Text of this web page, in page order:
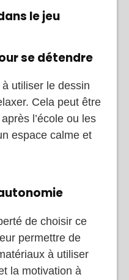
le jeu
se détendre
utiliser le dessin
Cela peut être
l’école ou les
espace calme et
de choisir ce
permettre de
à utiliser
la motivation à